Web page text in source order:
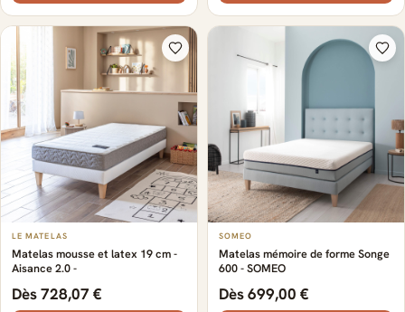
LE MATELAS
Matelas mousse et latex 19 cm -
Aisance 2.0 -
Dès 728,07 €
SOMEO
Matelas mémoire de forme Songe
600 - SOMEO
Dès 699,00 €